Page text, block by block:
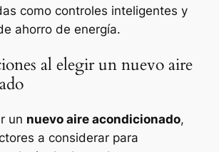
como controles inteligentes y
ahorro de energía.
al elegir un nuevo aire
un nuevo aire acondicionado,
a considerar para